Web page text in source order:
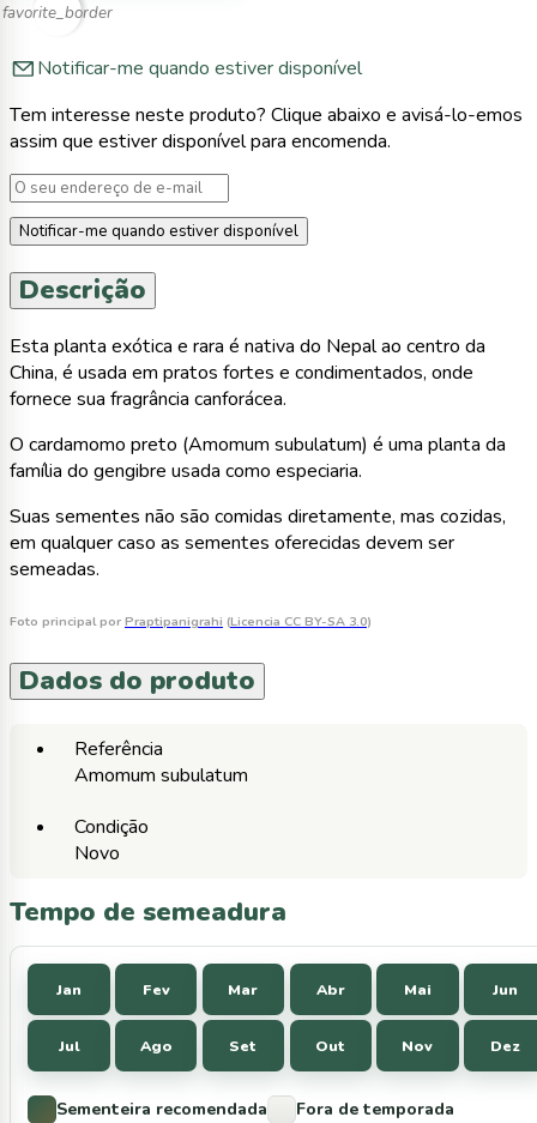
favorite_border
Notificar-me quando estiver disponível
Tem interesse neste produto? Clique abaixo e avisá-lo-emos
assim que estiver disponível para encomenda.
Notificar-me quando estiver disponível
Descrição
Esta planta exótica e rara é nativa do Nepal ao centro da
China, é usada em pratos fortes e condimentados, onde
fornece sua fragrância canforácea.
O cardamomo preto (Amomum subulatum) é uma planta da
família do gengibre usada como especiaria.
Suas sementes não são comidas diretamente, mas cozidas,
em qualquer caso as sementes oferecidas devem ser
semeadas.
Foto principal por Praptipanigrahi (Licencia CC BY-SA 3.0)
Dados do produto
Referência
Amomum subulatum
Condição
Novo
Tempo de semeadura
Jan Fev Mar Abr Mai Jun
Jul Ago Set Out Nov Dez
Sementeira recomendada Fora de temporada